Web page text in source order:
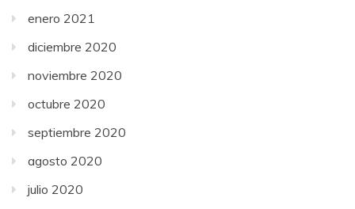
enero 2021
diciembre 2020
noviembre 2020
octubre 2020
septiembre 2020
agosto 2020
julio 2020